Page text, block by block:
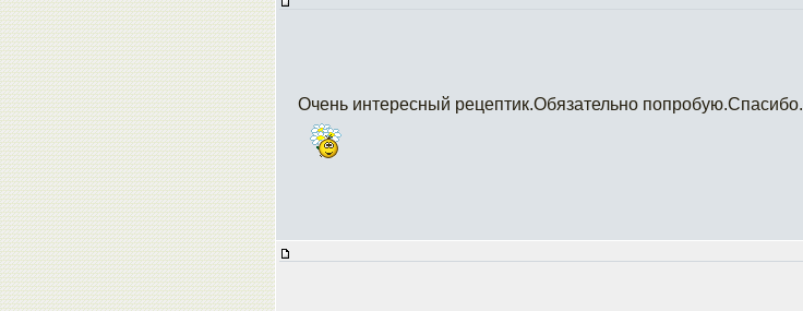
Очень интересный рецептик.Обязательно попробую.Спасибо.